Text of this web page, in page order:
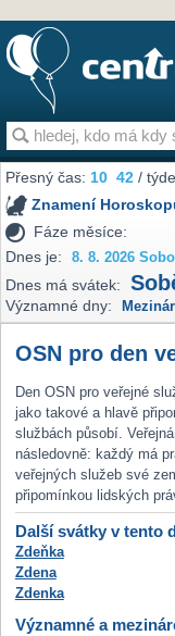
Přesný čas:10 42 /
Znamení
Fáze měsíce:
Dnes je:
8. 8. 2026
Dnes má svátek:
Významné dny:
OSN pro den
Den OSN pro veřejné
jako takové a hlavě
službách působí.
následovně: každý má
veřejných služeb své
připomínkou lidských
Další svátky v tento
Zdeňka
Zdena
Zdenka
Významné a